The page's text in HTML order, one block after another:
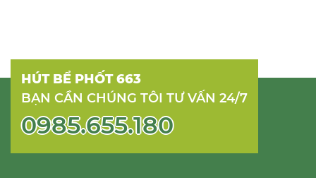
HÚT BỂ PHỐT 663
BẠN CẦN CHÚNG TÔI TƯ VẤN 24/7
0985.655.180